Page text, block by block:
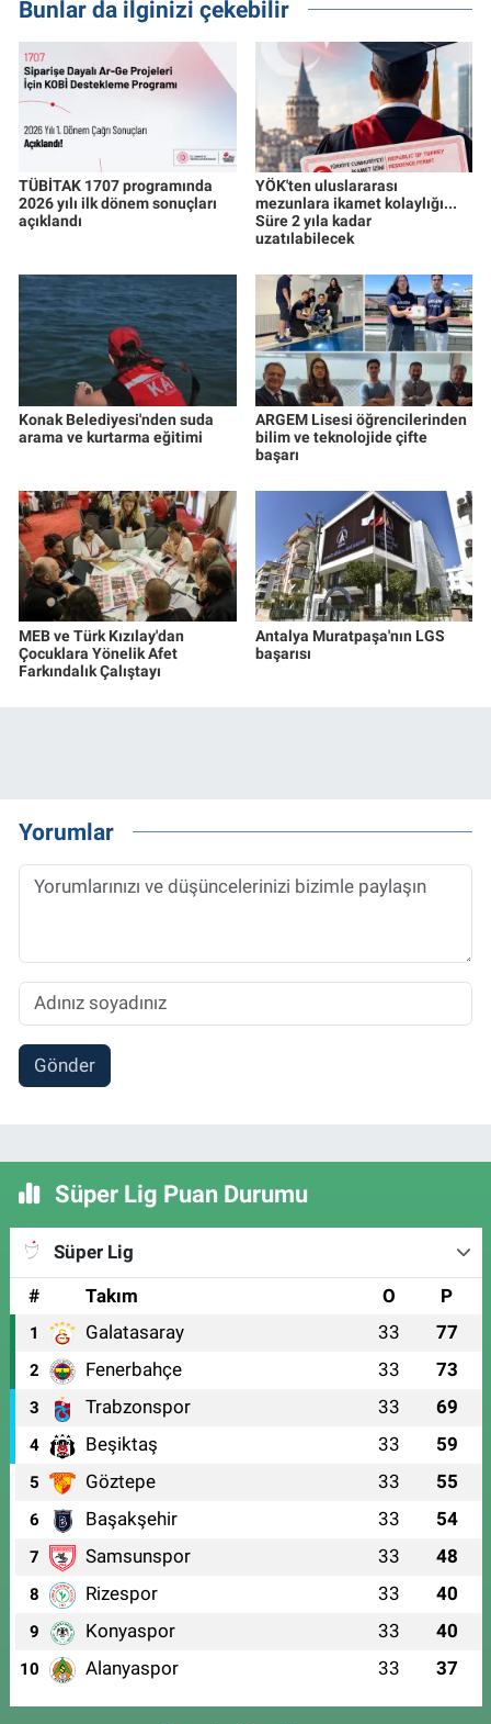
Bunlar da ilginizi çekebilir
TÜBİTAK 1707 programında
2026 yılı ilk dönem sonuçları
açıklandı
YÖK'ten uluslararası
mezunlara ikamet kolaylığı...
Süre 2 yıla kadar
uzatılabilecek
Konak Belediyesi'nden suda
arama ve kurtarma eğitimi
ARGEM Lisesi öğrencilerinden
bilim ve teknolojide çifte
başarı
MEB ve Türk Kızılay'dan
Çocuklara Yönelik Afet
Farkındalık Çalıştayı
Antalya Muratpaşa'nın LGS
başarısı
Yorumlar
Gönder
Süper Lig Puan Durumu
Süper Lig
#
Takım O P
1 Galatasaray 33 77
2 Fenerbahçe 33 73
3 Trabzonspor 33 69
4 Beşiktaş 33 59
5 Göztepe 33 55
6 Başakşehir 33 54
7 Samsunspor 33 48
8 Rizespor 33 40
9 Konyaspor 33 40
10 Alanyaspor 33 37